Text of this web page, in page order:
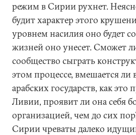
режим в Сирии рухнет.
будит характер этого
уровнем насилия оно будет
жизней оно унесет. Сможет
сообщество сыграть
этом процессе, вмешается
арабских государств, как это
Ливии, проявит ли она себя
организацией, чем до сих
Сирии чреваты далеко